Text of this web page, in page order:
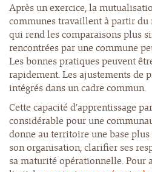
Après un exercice, la
communes travaillent à partir du
qui rend les comparaisons plus
rencontrées par une commune
Les bonnes pratiques peuvent
rapidement. Les ajustements de
intégrés dans un cadre commun.
Cette capacité d’apprentissage
considérable pour une
donne au territoire une base
son organisation, clarifier ses
sa maturité opérationnelle. Pour